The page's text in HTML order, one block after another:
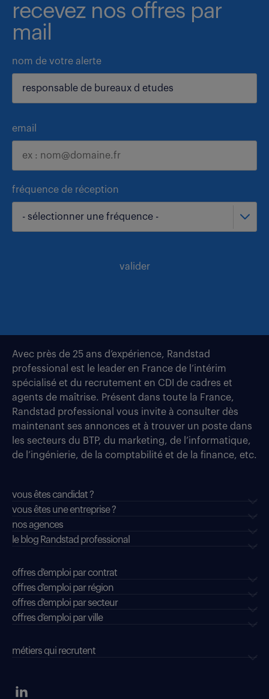
recevez nos offres par
mail
nom de votre alerte
email
fréquence de réception
- sélectionner une fréquence -
valider
Avec près de 25 ans d’expérience, Randstad
professional est le leader en France de l’intérim
spécialisé et du recrutement en CDI de cadres et
agents de maîtrise. Présent dans toute la France,
Randstad professional vous invite à consulter dès
maintenant ses annonces et à trouver un poste dans
les secteurs du BTP, du marketing, de l’informatique,
de l’ingénierie, de la comptabilité et de la finance, etc.
vous êtes candidat ?
vous êtes une entreprise ?
nos agences
le blog Randstad professional
offres d'emploi par contrat
offres d'emploi par région
offres d'emploi par secteur
offres d’emploi par ville
métiers qui recrutent